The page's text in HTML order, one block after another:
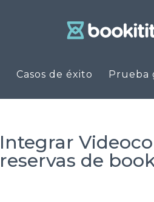
Casos de éxito Prueba
Integrar
reservas de